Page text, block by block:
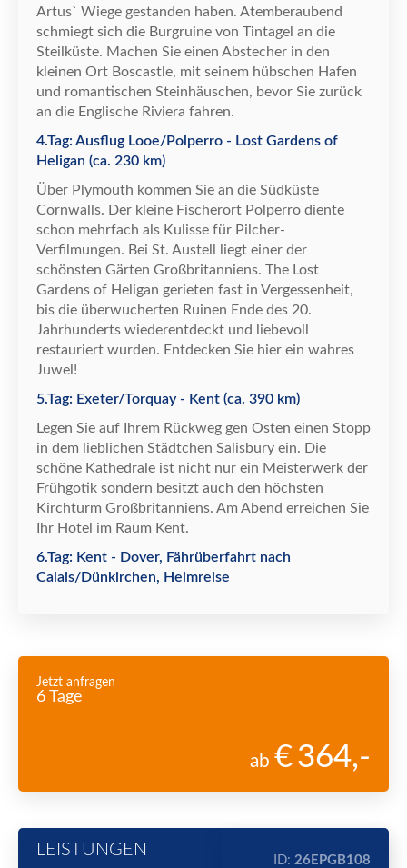
Artus` Wiege gestanden haben. Atemberaubend
schmiegt sich die Burgruine von Tintagel an die
Steilküste. Machen Sie einen Abstecher in den
kleinen Ort Boscastle, mit seinem hübschen Hafen
und romantischen Steinhäuschen, bevor Sie zurück
an die Englische Riviera fahren.
4.Tag: Ausflug Looe/Polperro - Lost Gardens of
Heligan (ca. 230 km)
Über Plymouth kommen Sie an die Südküste
Cornwalls. Der kleine Fischerort Polperro diente
schon mehrfach als Kulisse für Pilcher-
Verfilmungen. Bei St. Austell liegt einer der
schönsten Gärten Großbritanniens. The Lost
Gardens of Heligan gerieten fast in Vergessenheit,
bis die überwucherten Ruinen Ende des 20.
Jahrhunderts wiederentdeckt und liebevoll
restauriert wurden. Entdecken Sie hier ein wahres
Juwel!
5.Tag: Exeter/Torquay - Kent (ca. 390 km)
Legen Sie auf Ihrem Rückweg gen Osten einen Stopp
in dem lieblichen Städtchen Salisbury ein. Die
schöne Kathedrale ist nicht nur ein Meisterwerk der
Frühgotik sondern besitzt auch den höchsten
Kirchturm Großbritanniens. Am Abend erreichen Sie
Ihr Hotel im Raum Kent.
6.Tag: Kent - Dover, Fährüberfahrt nach
Calais/Dünkirchen, Heimreise
Jetzt anfragen
6 Tage
ab 364,-
LEISTUNGEN
ID: 26EPGB108